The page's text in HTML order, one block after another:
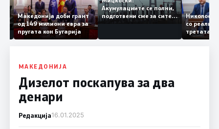
од
Македонија доби грант
од 149 милиони евра за
пругата кон Бугарија
Акумулациите се полни,
подготвени сме за сите
ризици, не размислување
струјата
со
МАКЕДОНИЈА
Дизелот поскапува за два
денари
Редакција16.01.2025